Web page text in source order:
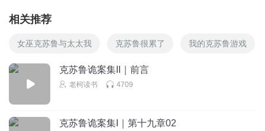
时计兔先生
随身带着星之彩，他居然没有变成七彩小仙男
听友249461199
不如不说是辐射，要不然就不是星之彩了
回复 2023-06-07
相关推荐
女巫克苏鲁与太太我 克苏鲁很累了 我的克苏鲁游戏
克苏鲁诡案集II｜前言
老柯读书 4709
克苏鲁诡案集I｜第十九章02